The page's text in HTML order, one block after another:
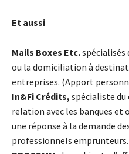
Et aussi
Mails Boxes Etc.​spécialisés
ou la domiciliation à
entreprises. (Apport
In&Fi Crédits, spécialiste du
relation avec les banques et
une réponse à la demande
professionnels